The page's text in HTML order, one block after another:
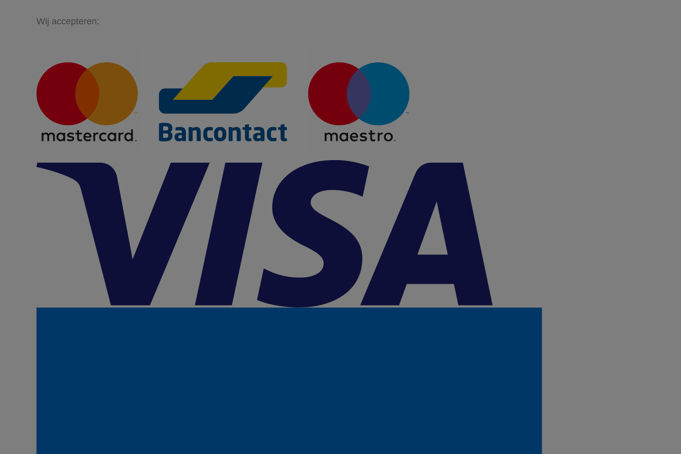
Wij accepteren: